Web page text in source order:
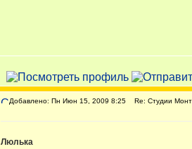
Добавлено: Пн Июн 15, 2009 8:25 Re: Студии
Люлька